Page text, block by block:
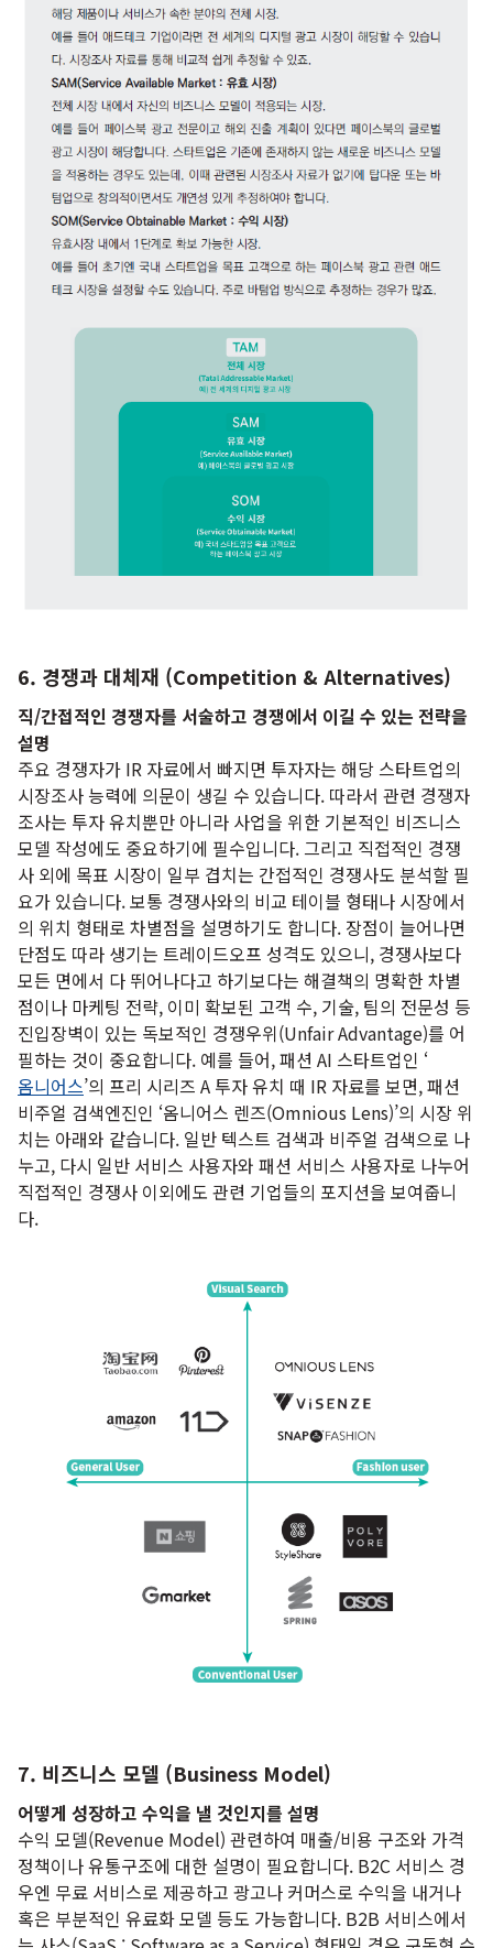
6. 경쟁과 대체재 (Competition & Alternatives)
직/간접적인 경쟁자를 서술하고 경쟁에서 이길 수 있는 전략을
설명
주요 경쟁자가 IR 자료에서 빠지면 투자자는 해당 스타트업의
시장조사 능력에 의문이 생길 수 있습니다. 따라서 관련 경쟁자
조사는 투자 유치뿐만 아니라 사업을 위한 기본적인 비즈니스
모델 작성에도 중요하기에 필수입니다. 그리고 직접적인 경쟁
사 외에 목표 시장이 일부 겹치는 간접적인 경쟁사도 분석할 필
요가 있습니다. 보통 경쟁사와의 비교 테이블 형태나 시장에서
의 위치 형태로 차별점을 설명하기도 합니다. 장점이 늘어나면
단점도 따라 생기는 트레이드오프 성격도 있으니, 경쟁사보다
모든 면에서 다 뛰어나다고 하기보다는 해결책의 명확한 차별
점이나 마케팅 전략, 이미 확보된 고객 수, 기술, 팀의 전문성 등
진입장벽이 있는 독보적인 경쟁우위(Unfair Advantage)를 어
필하는 것이 중요합니다. 예를 들어, 패션 AI 스타트업인 ‘
옴니어스’의 프리 시리즈 A 투자 유치 때 IR 자료를 보면, 패션
비주얼 검색엔진인 ‘옴니어스 렌즈(Omnious Lens)’의 시장 위
치는 아래와 같습니다. 일반 텍스트 검색과 비주얼 검색으로 나
누고, 다시 일반 서비스 사용자와 패션 서비스 사용자로 나누어
직접적인 경쟁사 이외에도 관련 기업들의 포지션을 보여줍니
다.
7. 비즈니스 모델 (Business Model)
어떻게 성장하고 수익을 낼 것인지를 설명
수익 모델(Revenue Model) 관련하여 매출/비용 구조와 가격
정책이나 유통구조에 대한 설명이 필요합니다. B2C 서비스 경
우엔 무료 서비스로 제공하고 광고나 커머스로 수익을 내거나
혹은 부분적인 유료화 모델 등도 가능합니다. B2B 서비스에서